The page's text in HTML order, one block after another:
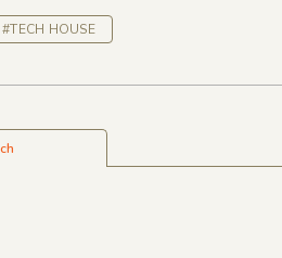
#TECH HOUSE